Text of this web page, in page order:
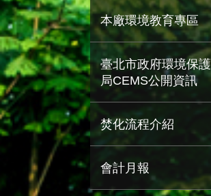
本廠環境教育專區
臺北市政府環境保護
局CEMS公開資訊
焚化流程介紹
會計月報